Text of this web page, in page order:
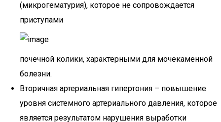
(микрогематурия), которое не сопровождается
приступами
почечной колики, характерными для мочекаменной
болезни.
Вторичная артериальная гипертония – повышение
уровня системного артериального давления, которое
является результатом нарушения выработки